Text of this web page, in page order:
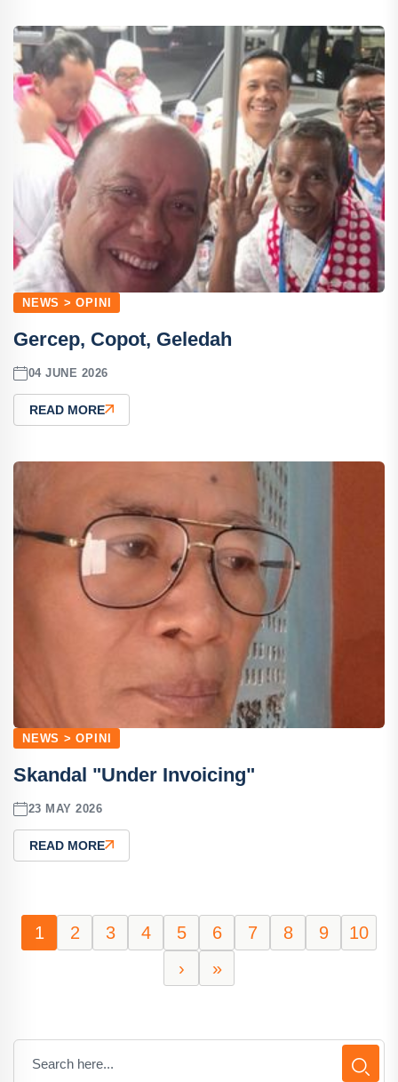
NEWS > OPINI
Gercep, Copot, Geledah
04 JUNE 2026
READ MORE
NEWS > OPINI
Skandal "Under Invoicing"
23 MAY 2026
READ MORE
1 2 3 4 5 6 7 8 9
10
›
»